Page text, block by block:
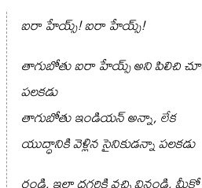
ఐరా హేయ్స్! ఐరా హేయ్స్!
తాగుబోతు ఐరా హేయ్స్ అని పిలిచి
పలకడు
తాగుబోతు ఇండియన్ అన్నా, లేక
యుద్ధానికి వెళ్లిన సైనికుడన్నా పలకడు